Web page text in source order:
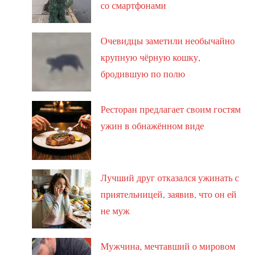
со смартфонами
Очевидцы заметили необычайно
крупную чёрную кошку,
бродившую по полю
Ресторан предлагает своим гостям
ужин в обнажённом виде
Лучший друг отказался ужинать с
приятельницей, заявив, что он ей
не муж
Мужчина, мечтавший о мировом